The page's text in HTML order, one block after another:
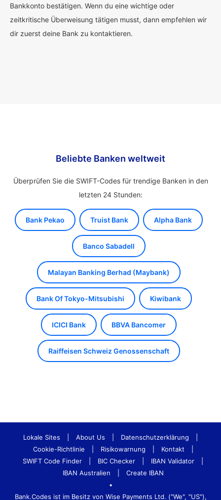
Bankkonto bestätigen. Wenn du eine wichtige oder
zeitkritische Überweisung tätigen musst, dann empfehlen wir
dir zuerst deine Bank zu kontaktieren.
Beliebte Banken weltweit
Überprüfen Sie die SWIFT-Codes für trendige Banken in den
letzten 24 Stunden:
Bank Pekao Truist Bank Alpha Bank
Banco Sabadell
Malayan Banking Berhad (Maybank)
Bank Of Tokyo-Mitsubishi Kiwibank
ICICI Bank BBVA Bancomer
Raiffeisen Schweiz Genossenschaft
Lokale Sites About Us Datenschutzerklärung
Cookie-Richtlinie
Risikowarnung Kontakt
SWIFT Code Finder
BIC Checker IBAN Validator
IBAN Australien
Create IBAN
•
Bank.Codes ist im Besitz von Wise Payments Ltd. ("We", "US"),